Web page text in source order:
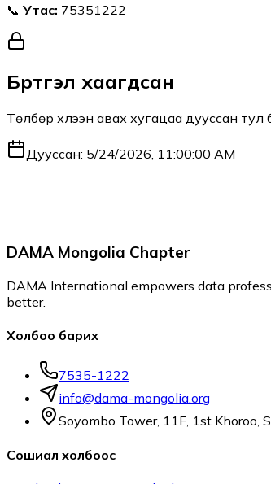
📞 Утас: 75351222
Бүртгэл хаагдсан
Төлбөр хүлээн авах хугацаа дууссан тул
Дууссан: 5/24/2026, 11:00:00 AM
DAMA Mongolia Chapter
DAMA International empowers data
better.
Холбоо барих
7535-1222
info@dama-mongolia.org
Soyombo Tower, 11F, 1st Khoroo,
Сошиал холбоос